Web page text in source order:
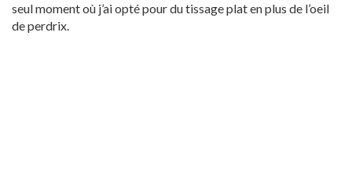
seul moment où j’ai opté pour du tissage plat en plus de l’oeil
de perdrix.